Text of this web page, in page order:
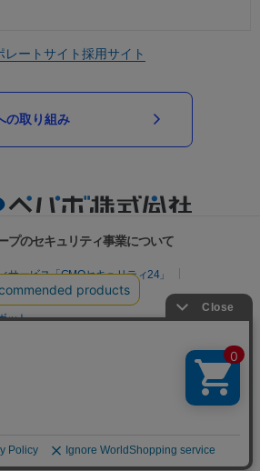
レートサイト採用サイト
の取り組み
プのセキュリティ事業について
ービス「GMOセキュリティ24」
イトリスク診断
ット
）